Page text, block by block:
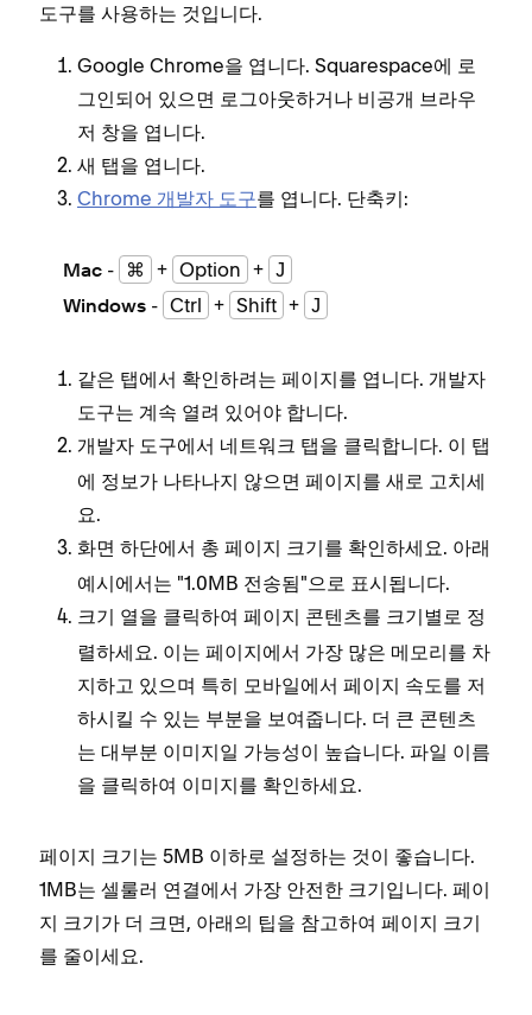
도구를 사용하는 것입니다.
Google Chrome을 엽니다. Squarespace에 로
그인되어 있으면 로그아웃하거나 비공개 브라우
저 창을 엽니다.
새 탭을 엽니다.
Chrome 개발자 도구를 엽니다. 단축키:
Mac - ⌘ + Option + J
Windows - Ctrl + Shift + J
같은 탭에서 확인하려는 페이지를 엽니다. 개발자
도구는 계속 열려 있어야 합니다.
개발자 도구에서 네트워크 탭을 클릭합니다. 이 탭
에 정보가 나타나지 않으면 페이지를 새로 고치세
요.
화면 하단에서 총 페이지 크기 를 확인하세요. 아래
예시에서는 "1.0MB 전송됨"으로 표시됩니다.
크기
열을 클릭하여 페이지 콘텐츠를 크기별로 정
렬하세요. 이는 페이지에서 가장 많은 메모리를 차
지하고 있으며 특히 모바일에서 페이지 속도를 저
하시킬 수 있는 부분을 보여줍니다. 더 큰 콘텐츠
는 대부분 이미지일 가능성이 높습니다. 파일 이름
을 클릭하여 이미지를 확인하세요.
페이지 크기는 5MB 이하로 설정하는 것이 좋습니다.
1MB는 셀룰러 연결에서 가장 안전한 크기입니다. 페이
지 크기가 더 크면, 아래의 팁을 참고하여 페이지 크기
를 줄이세요.